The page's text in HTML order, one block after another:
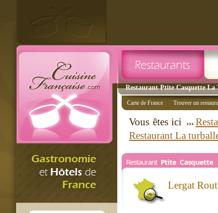
Restaurant Ptite Casquette
Carte de France Trouver un
Vous êtes ici
Restaurant La
Restaurant Ptite Casquette
Lergat